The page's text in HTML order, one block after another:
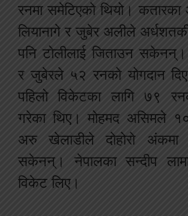
रनमा समेटिएको थियो।
लियानागे र जुबेर अलीले
पनि टोलीलाई जिताउन
र जुबेरले ५२ रनको योगदान
पहिलो विकेटका लागि ७९
गरेका थिए। मोहमद असिमले
अरु खेलाडीले दोहोरो
सकेनन्। नेपालका सन्दीप
विकेट लिए।